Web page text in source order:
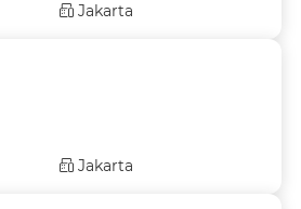
Jakarta
Jakarta